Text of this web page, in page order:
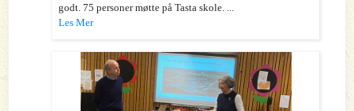
godt. 75 personer møtte på Tasta skole. ...
Les Mer